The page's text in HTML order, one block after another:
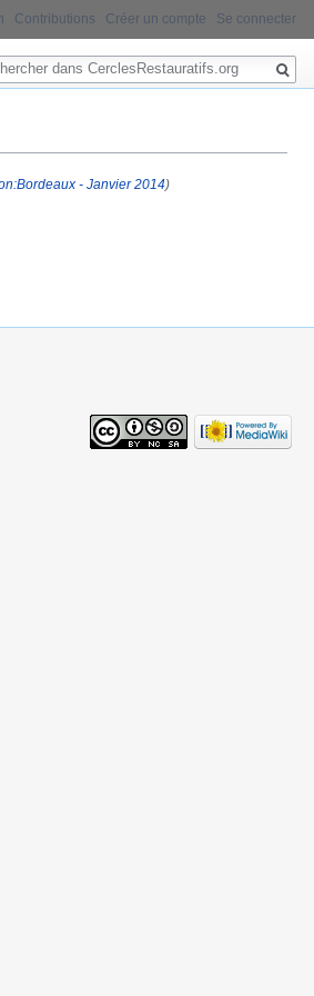
- Janvier 2014)
Contributions Créer un compte Se connecter